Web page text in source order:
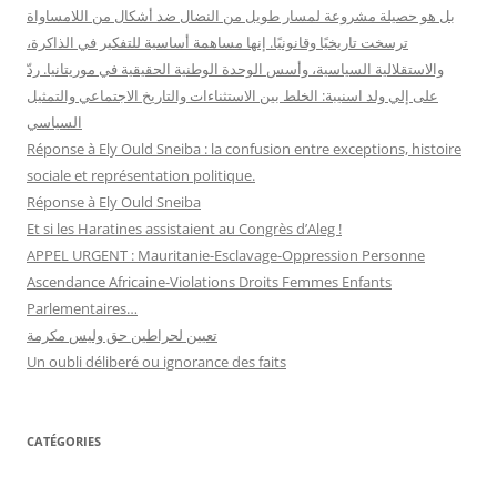
بل هو حصيلة مشروعة لمسار طويل من النضال ضد أشكال من اللامساواة
ترسخت تاريخيًا وقانونيًا. إنها مساهمة أساسية للتفكير في الذاكرة،
والاستقلالية السياسية، وأسس الوحدة الوطنية الحقيقية في موريتانيا. ردّ
على إلي ولد اسنيبة: الخلط بين الاستثناءات والتاريخ الاجتماعي والتمثيل
السياسي
Réponse à Ely Ould Sneiba : la confusion entre exceptions, histoire
sociale et représentation politique.
Réponse à Ely Ould Sneiba
Et si les Haratines assistaient au Congrès d’Aleg !
APPEL URGENT : Mauritanie-Esclavage-Oppression Personne
Ascendance Africaine-Violations Droits Femmes Enfants
Parlementaires…
تعيين لحراطين حق وليس مكرمة
Un oubli déliberé ou ignorance des faits
CATÉGORIES